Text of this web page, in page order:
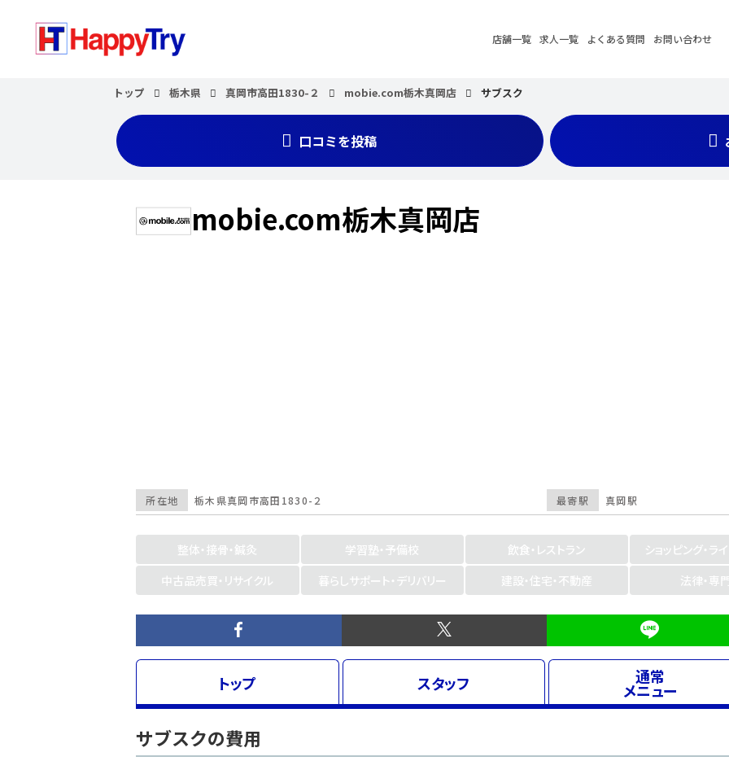
店舗一覧 求人一覧 よくある質問 お問い合わせ
トップ 栃木県 真岡市高田1830-２ mobie.com栃木真岡店 サブスク
口コミを投稿
mobie.com栃木真岡店
最寄駅 真岡駅
所在地 栃木県真岡市高田1830-２
整体・接骨・鍼灸 学習塾・予備校 飲食・レストラン
ショッピング・ラ
中古品売買・リサイクル
暮らしサポート・デリバリー 建設・住宅・不動産 法律・専
トップ スタッフ 通常
メニュー
サブスクの費用